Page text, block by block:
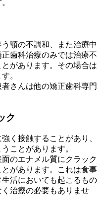
顎の不調和、また治療中
歯科治療のみでは治療不
があります。その場合は
。
さんは他の矯正歯科専門
ク
く接触することがあり、
ことがあります。
のエナメル質にクラック
があります。これは食事
活においても起こるもの
治療の必要もありませ